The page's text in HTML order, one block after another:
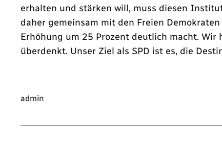
erhalten und stärken will, muss diesen
daher gemeinsam mit den Freien
Erhöhung um 25 Prozent deutlich macht.
überdenkt. Unser Ziel als SPD ist es, die
admin